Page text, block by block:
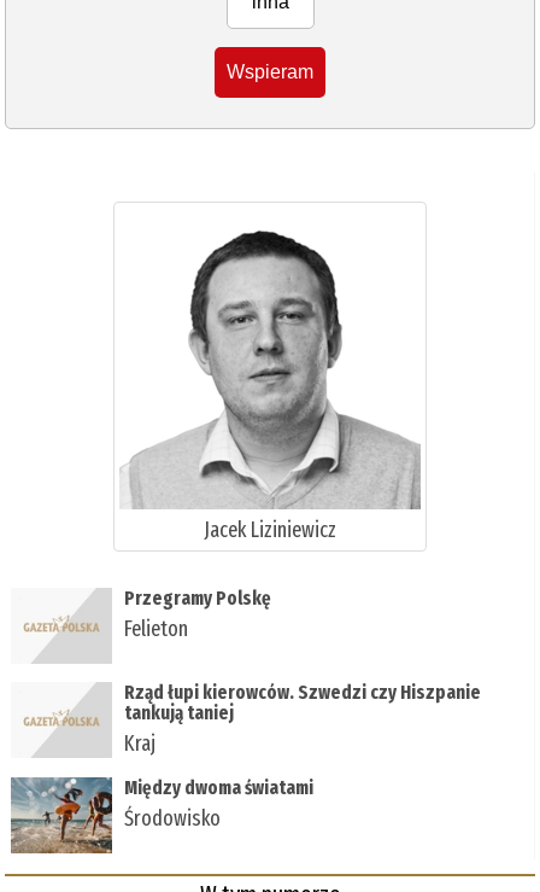
Wspieram
Jacek Liziniewicz
Przegramy Polskę
Felieton
Rząd łupi kierowców. Szwedzi czy Hiszpanie
tankują taniej
Kraj
Między dwoma światami
Środowisko